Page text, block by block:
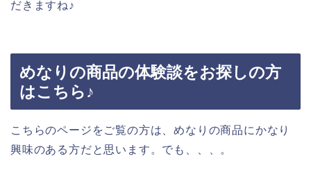
だきますね♪
めなりの商品の体験談をお探しの方
はこちら♪
こちらのページをご覧の方は、めなりの商品にかなり
興味のある方だと思います。でも、、、。